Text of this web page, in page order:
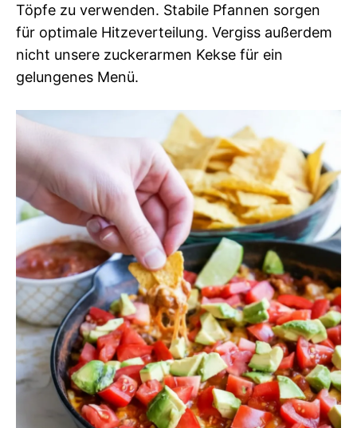
Töpfe zu verwenden. Stabile Pfannen sorgen
für optimale Hitzeverteilung. Vergiss außerdem
nicht unsere zuckerarmen Kekse für ein
gelungenes Menü.